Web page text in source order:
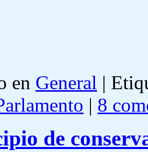
en General |
| 8
de